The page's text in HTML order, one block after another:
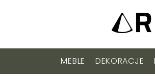
MEBLE DEKORACJE